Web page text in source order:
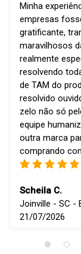
Minha
empresas
gratificante,
maravilhosos
realmente
resolvendo
de TAM do
resolvido
zelo não só
equipe
outra marca
comprando
Scheila C.
Joinville - SC -
21/07/2026